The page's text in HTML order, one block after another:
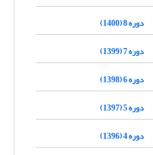
دوره 8 (1400)
دوره 7 (1399)
دوره 6 (1398)
دوره 5 (1397)
دوره 4 (1396)